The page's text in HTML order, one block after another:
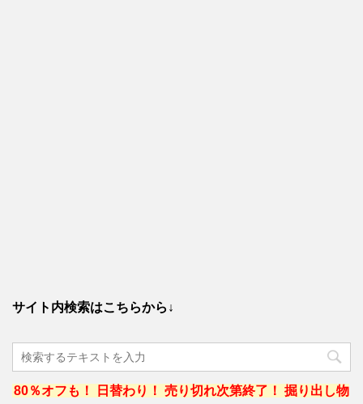
サイト内検索はこちらから↓
80％オフも！ 日替わり！ 売り切れ次第終了！ 掘り出し物